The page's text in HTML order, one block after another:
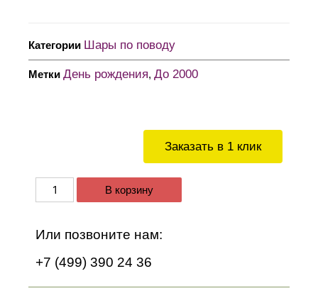
Заказать в 1 клик
В корзину
Или позвоните нам:
+7 (499) 390 24 36
Категории Шары по поводу
Метки День рождения, До 2000